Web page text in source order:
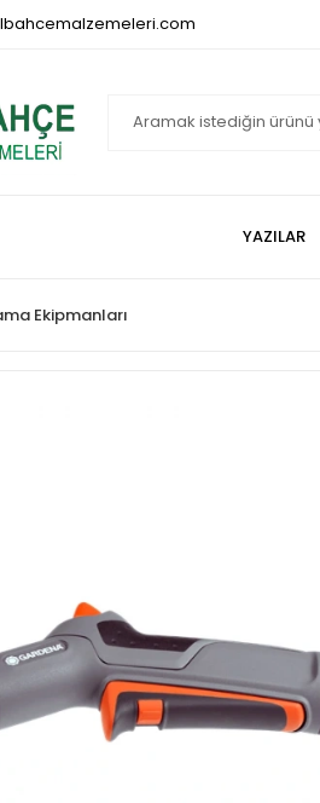
YAZILAR
Ekipmanları